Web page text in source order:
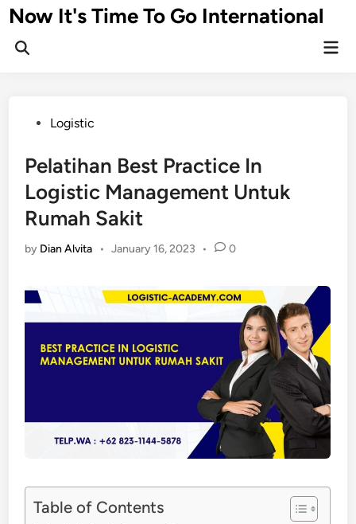
Skip
to
content
Now It's Time To Go International
PostedLogistic
Pelatihan Best Practice In
Logistic Management Untuk
Rumah Sakit
by Dian Alvita • January 16, 2023 • 0
Table of Contents